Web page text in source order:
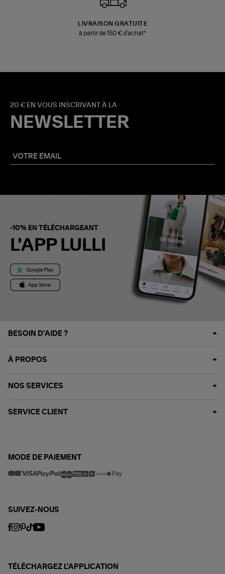
LIVRAISON GRATUITE
à partir de 150 € d'achat*
20 € EN VOUS INSCRIVANT À LA
NEWSLETTER
-10% EN TÉLÉCHARGEANT
L'APP LULLI
BESOIN D'AIDE ?
À PROPOS
NOS SERVICES
SERVICE CLIENT
MODE DE PAIEMENT
SUIVEZ-NOUS
TÉLÉCHARGEZ L'APPLICATION